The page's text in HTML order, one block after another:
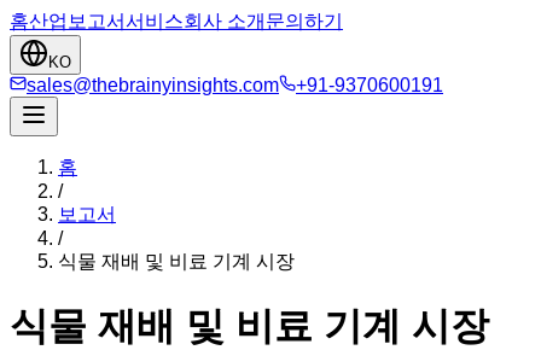
홈산업 보고서서비스회사 소개 문의하기
KO
sales@thebrainyinsights.com +91-9370600191
홈
/
보고서
/
식물 재배 및 비료 기계 시장
식물 재배 및 비료 기계 시장